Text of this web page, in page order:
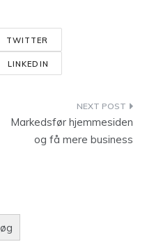
TWITTER
LINKEDIN
Markedsfør hjemmesiden
og få mere business